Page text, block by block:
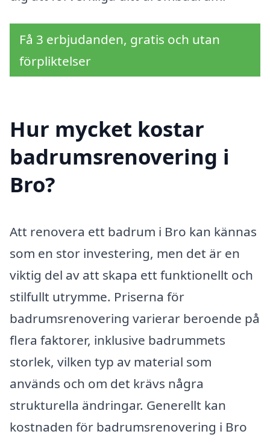
Få 3 erbjudanden, gratis och utan
förpliktelser
Hur mycket kostar
badrumsrenovering i
Bro?
Att renovera ett badrum i Bro kan kännas
som en stor investering, men det är en
viktig del av att skapa ett funktionellt och
stilfullt utrymme. Priserna för
badrumsrenovering varierar beroende på
flera faktorer, inklusive badrummets
storlek, vilken typ av material som
används och om det krävs några
strukturella ändringar. Generellt kan
kostnaden för badrumsrenovering i Bro